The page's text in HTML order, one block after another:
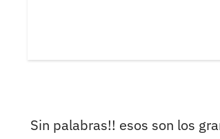
Sin palabras!! esos son los